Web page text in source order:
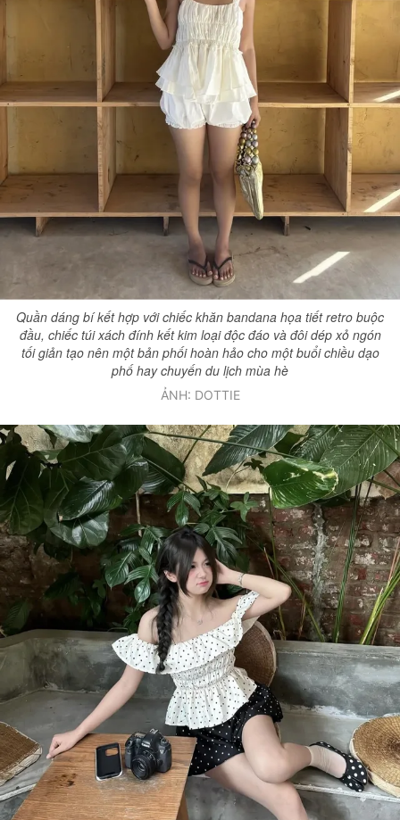
Quần dáng bí kết hợp với chiếc khăn bandana họa tiết retro buộc
đầu, chiếc túi xách đính kết kim loại độc đáo và đôi dép xỏ ngón
tối giản tạo nên một bản phối hoàn hảo cho một buổi chiều dạo
phố hay chuyến du lịch mùa hè
ẢNH: DOTTIE